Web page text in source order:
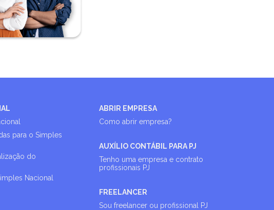
para o Simples
do
Nacional
ABRIR EMPRESA
Como abrir empresa?
AUXÍLIO CONTÁBIL PARA PJ
Tenho uma empresa e contrato
profissionais PJ
FREELANCER
Sou freelancer ou profissional PJ